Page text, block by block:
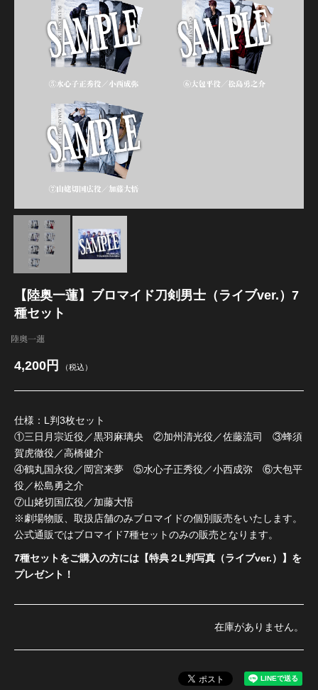
【陸奥一蓮】ブロマイド刀剣男士（ライブver.）7
種セット
陸奥一蓮
4,200円 （税込）
仕様：L判3枚セット
①三日月宗近役／黒羽麻璃央 ②加州清光役／佐藤流司 ③蜂須
賀虎徹役／高橋健介
④鶴丸国永役／岡宮来夢 ⑤水心子正秀役／小西成弥 ⑥大包平
役／松島勇之介
⑦山姥切国広役／加藤大悟
※劇場物販、取扱店舗のみブロマイドの個別販売をいたします。
公式通販ではブロマイド7種セットのみの販売となります。
7種セットをご購入の方には【特典２L判写真（ライブver.）】を
プレゼント！
在庫がありません。